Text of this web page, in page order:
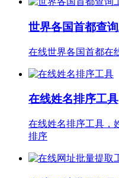
世界各国首都查
在线世界各国首都在
在线姓名排序工具
在线姓名排序工具，
排序